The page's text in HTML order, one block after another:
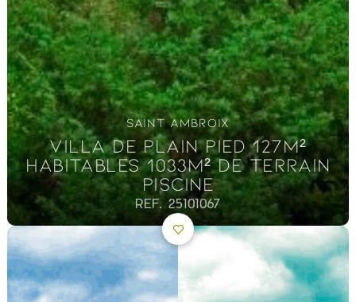
SAINT AMBROIX
VILLA DE PLAIN PIED 127M²
HABITABLES 1033M² DE TERRAIN
PISCINE
REF. 25101067